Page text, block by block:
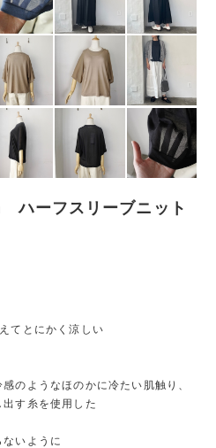
ーフスリーブニット
てとにかく涼しい
のようなほのかに冷たい肌触り、
す糸を使用した
いように